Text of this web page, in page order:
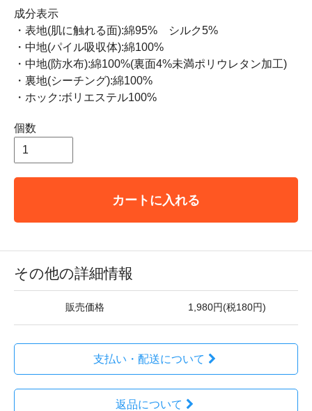
成分表示
・表地(肌に触れる面):綿95% シルク5%
・中地(パイル吸収体):綿100%
・中地(防水布):綿100%(裏面4%未満ポリウレタン加工)
・裏地(シーチング):綿100%
・ホック:ボリエステル100%
個数
カートに入れる
その他の詳細情報
販売価格 1,980円(税180円)
支払い・配送について
返品について